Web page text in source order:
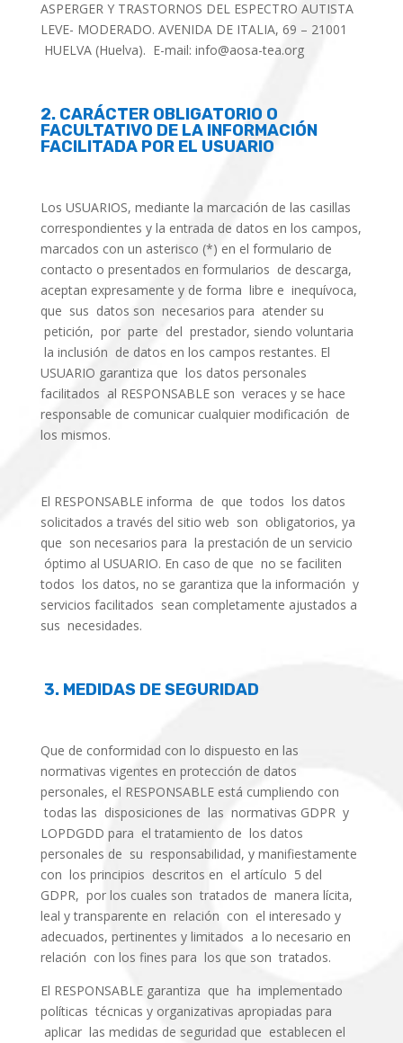
ASPERGER Y TRASTORNOS DEL ESPECTRO AUTISTA
LEVE- MODERADO. AVENIDA DE ITALIA, 69 – 21001
HUELVA (Huelva). E-mail: info@aosa-tea.org
2. CARÁCTER OBLIGATORIO O
FACULTATIVO DE LA INFORMACIÓN
FACILITADA POR EL USUARIO
Los USUARIOS, mediante la marcación de las casillas
correspondientes y la entrada de datos en los campos,
marcados con un asterisco (*) en el formulario de
contacto o presentados en formularios de descarga,
aceptan expresamente y de forma libre e inequívoca,
que sus datos son necesarios para atender su
petición, por parte del prestador, siendo voluntaria
la inclusión de datos en los campos restantes. El
USUARIO garantiza que los datos personales
facilitados al RESPONSABLE son veraces y se hace
responsable de comunicar cualquier modificación de
los mismos.
El RESPONSABLE informa de que todos los datos
solicitados a través del sitio web son obligatorios, ya
que son necesarios para la prestación de un servicio
óptimo al USUARIO. En caso de que no se faciliten
todos los datos, no se garantiza que la información y
servicios facilitados sean completamente ajustados a
sus necesidades.
3. MEDIDAS DE SEGURIDAD
Que de conformidad con lo dispuesto en las
normativas vigentes en protección de datos
personales, el RESPONSABLE está cumpliendo con
todas las disposiciones de las normativas GDPR y
LOPDGDD para el tratamiento de los datos
personales de su responsabilidad, y manifiestamente
con los principios descritos en el artículo 5 del
GDPR, por los cuales son tratados de manera lícita,
leal y transparente en relación con el interesado y
adecuados, pertinentes y limitados a lo necesario en
relación con los fines para los que son tratados.
El RESPONSABLE garantiza que ha implementado
políticas técnicas y organizativas apropiadas para
aplicar las medidas de seguridad que establecen el